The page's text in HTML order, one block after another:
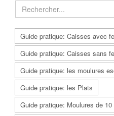
Guide pratique: Caisses avec
Guide pratique: Caisses sans
Guide pratique: les moulures
Guide pratique: les Plats
Guide pratique: Moulures de